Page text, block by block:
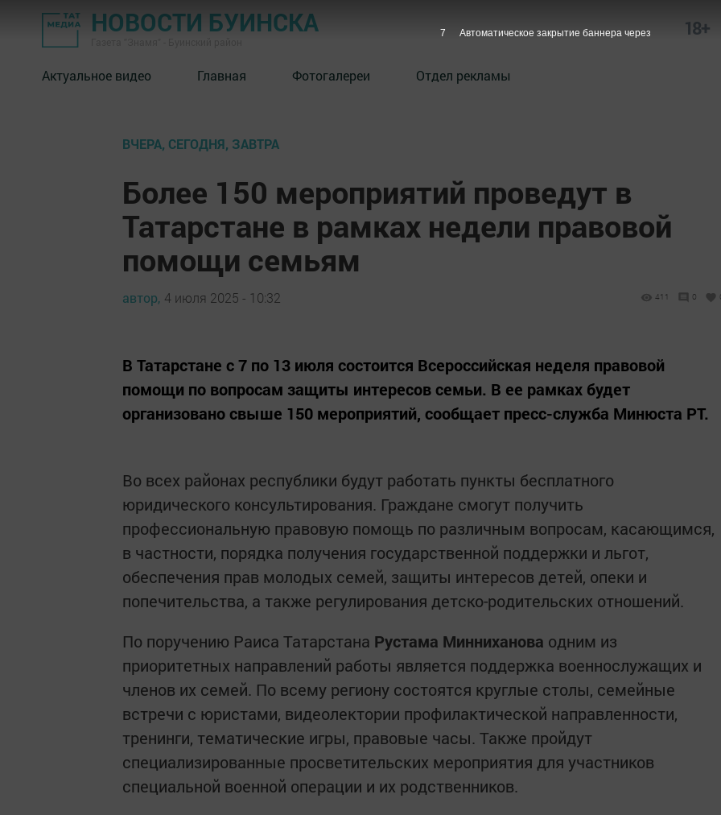
НОВОСТИ БУИНСКА 18+
Актуальное видео Главная Фотогалереи Отдел рекламы
ВЧЕРА, СЕГОДНЯ, ЗАВТРА
Более 150 мероприятий проведут в
Татарстане в рамках недели правовой
помощи семьям
автор, 4 июля 2025 - 10:32 411 0
В Татарстане с 7 по 13 июля состоится Всероссийская неделя правовой
помощи по вопросам защиты интересов семьи. В ее рамках будет
организовано свыше 150 мероприятий, сообщает пресс-служба Минюста РТ.
Во всех районах республики будут работать пункты бесплатного
юридического консультирования. Граждане смогут получить
профессиональную правовую помощь по различным вопросам, касающимся,
в частности, порядка получения государственной поддержки и льгот,
обеспечения прав молодых семей, защиты интересов детей, опеки и
попечительства, а также регулирования детско-родительских отношений.
По поручению Раиса Татарстана Рустама Минниханова одним из
приоритетных направлений работы является поддержка военнослужащих и
членов их семей. По всему региону состоятся круглые столы, семейные
встречи с юристами, видеолектории профилактической направленности,
тренинги, тематические игры, правовые часы. Также пройдут
специализированные просветительских мероприятия для участников
специальной военной операции и их родственников.
6 Автоматическое закрытие баннера через